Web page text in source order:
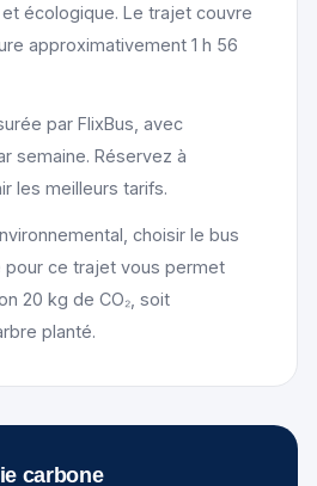
écologique. Le trajet couvre
approximativement 1 h 56
par FlixBus, avec
semaine. Réservez à
les meilleurs tarifs.
choisir le bus
pour ce trajet vous permet
20 kg de CO₂, soit
planté.
carbone